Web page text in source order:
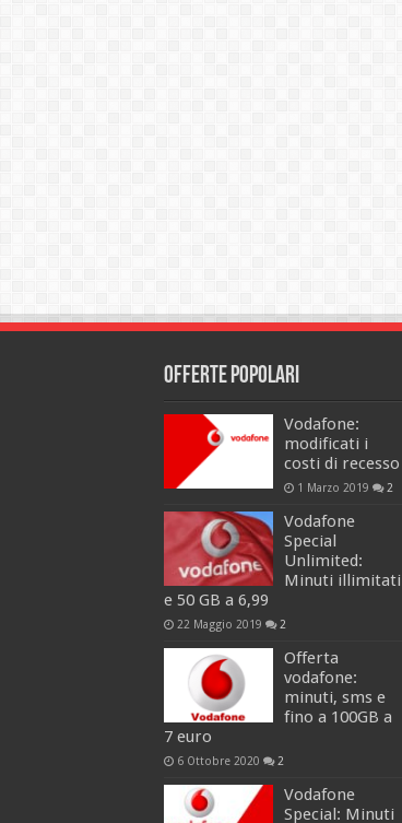
Offerte popolari
Vodafone:
modificati i
costi di recesso
1 Marzo 2019 2
Vodafone
Special
Unlimited:
Minuti illimitati
e 50 GB a 6,99
22 Maggio 2019 2
Offerta
vodafone:
minuti, sms e
fino a 100GB a
7 euro
6 Ottobre 2020 2
Vodafone
Special: Minuti